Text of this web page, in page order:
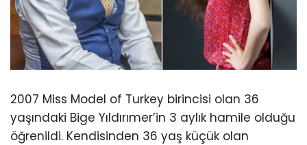
2007 Miss Model of Turkey birincisi olan 36
yaşındaki Bige Yıldırımer’in 3 aylık hamile olduğu
öğrenildi. Kendisinden 36 yaş küçük olan